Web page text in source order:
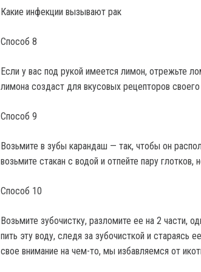
Какие инфекции вызывают рак
Способ 8
Если у вас под рукой имеется лимон, отрежьте
лимона создаст для вкусовых рецепторов
Способ 9
Возьмите в зубы карандаш — так, чтобы он
возьмите стакан с водой и отпейте пару глотков,
Способ 10
Возьмите зубочистку, разломите ее на 2 части,
пить эту воду, следя за зубочисткой и стараясь
свое внимание на чем-то, мы избавляемся от